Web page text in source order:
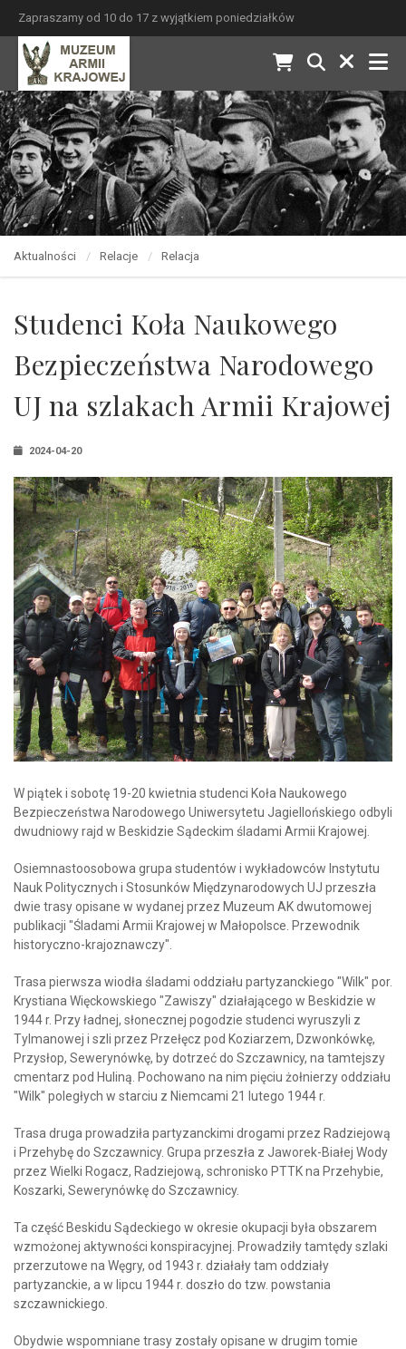
Zapraszamy od 10 do 17 z wyjątkiem poniedziałków
Aktualności Relacje Relacja
Studenci Koła Naukowego
Bezpieczeństwa Narodowego
UJ na szlakach Armii Krajowej
2024-04-20
W piątek i sobotę 19-20 kwietnia studenci Koła Naukowego
Bezpieczeństwa Narodowego Uniwersytetu Jagiellońskiego odbyli
dwudniowy rajd w Beskidzie Sądeckim śladami Armii Krajowej.
Osiemnastoosobowa grupa studentów i wykładowców Instytutu
Nauk Politycznych i Stosunków Międzynarodowych UJ przeszła
dwie trasy opisane w wydanej przez Muzeum AK dwutomowej
publikacji "Śladami Armii Krajowej w Małopolsce. Przewodnik
historyczno-krajoznawczy".
Trasa pierwsza wiodła śladami oddziału partyzanckiego "Wilk" por.
Krystiana Więckowskiego "Zawiszy" działającego w Beskidzie w
1944 r. Przy ładnej, słonecznej pogodzie studenci wyruszyli z
Tylmanowej i szli przez Przełęcz pod Koziarzem, Dzwonkówkę,
Przysłop, Sewerynówkę, by dotrzeć do Szczawnicy, na tamtejszy
cmentarz pod Huliną. Pochowano na nim pięciu żołnierzy oddziału
"Wilk" poległych w starciu z Niemcami 21 lutego 1944 r.
Trasa druga prowadziła partyzanckimi drogami przez Radziejową
i Przehybę do Szczawnicy. Grupa przeszła z Jaworek-Białej Wody
przez Wielki Rogacz, Radziejową, schronisko PTTK na Przehybie,
Koszarki, Sewerynówkę do Szczawnicy.
Ta część Beskidu Sądeckiego w okresie okupacji była obszarem
wzmożonej aktywności konspiracyjnej. Prowadziły tamtędy szlaki
przerzutowe na Węgry, od 1943 r. działały tam oddziały
partyzanckie, a w lipcu 1944 r. doszło do tzw. powstania
szczawnickiego.
Obydwie wspomniane trasy zostały opisane w drugim tomie